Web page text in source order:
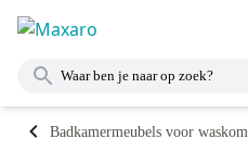
Badkamermeubels voor waskom